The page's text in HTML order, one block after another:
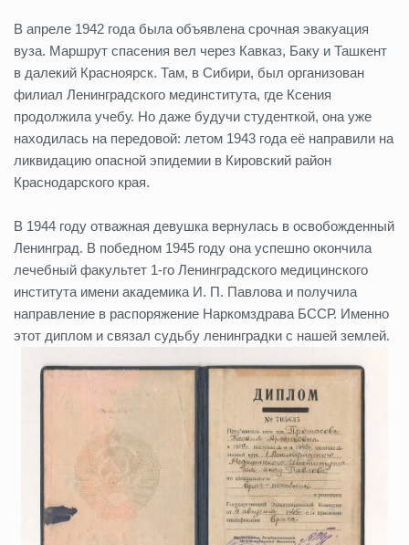
В апреле 1942 года была объявлена срочная эвакуация
вуза. Маршрут спасения вел через Кавказ, Баку и Ташкент
в далекий Красноярск. Там, в Сибири, был организован
филиал Ленинградского мединститута, где Ксения
продолжила учебу. Но даже будучи студенткой, она уже
находилась на передовой: летом 1943 года её направили на
ликвидацию опасной эпидемии в Кировский район
Краснодарского края.
В 1944 году отважная девушка вернулась в освобожденный
Ленинград. В победном 1945 году она успешно окончила
лечебный факультет 1-го Ленинградского медицинского
института имени академика И. П. Павлова и получила
направление в распоряжение Наркомздрава БССР. Именно
этот диплом и связал судьбу ленинградки с нашей землей.